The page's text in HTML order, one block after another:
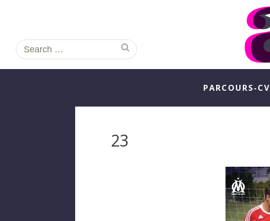
Search
for:
PARCOURS-CV
23